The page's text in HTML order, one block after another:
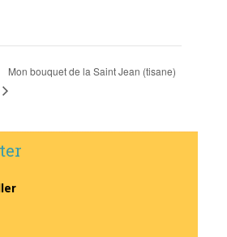
Mon bouquet de la Saint Jean (tisane)